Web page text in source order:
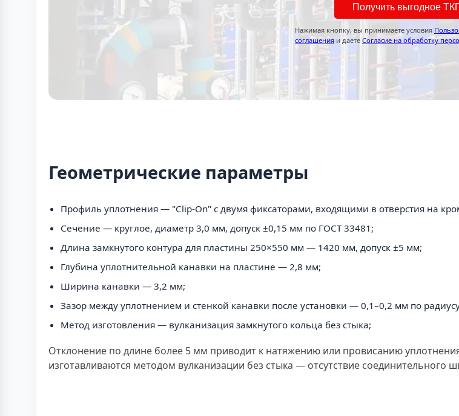
Получить выгодное
Нажимая кнопку, вы принимаете условия
соглашения и даете Согласие на обработку
Геометрические параметры
Профиль уплотнения — "Clip-On" с двумя фиксаторами, входящими в отверстия на
Сечение — круглое, диаметр 3,0 мм, допуск ±0,15 мм по ГОСТ 33481;
Длина замкнутого контура для пластины 250×550 мм — 1420 мм, допуск ±5 мм;
Глубина уплотнительной канавки на пластине — 2,8 мм;
Ширина канавки — 3,2 мм;
Зазор между уплотнением и стенкой канавки после установки — 0,1–0,2 мм по
Метод изготовления — вулканизация замкнутого кольца без стыка;
Отклонение по длине более 5 мм приводит к натяжению или провисанию
изготавливаются методом вулканизации без стыка — отсутствие соединительного